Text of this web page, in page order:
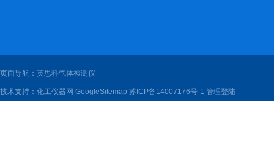
页面导航：英思科气体检测仪
技术支持： 化工仪器网 GoogleSitemap 苏ICP备14007176号-1 管理登陆